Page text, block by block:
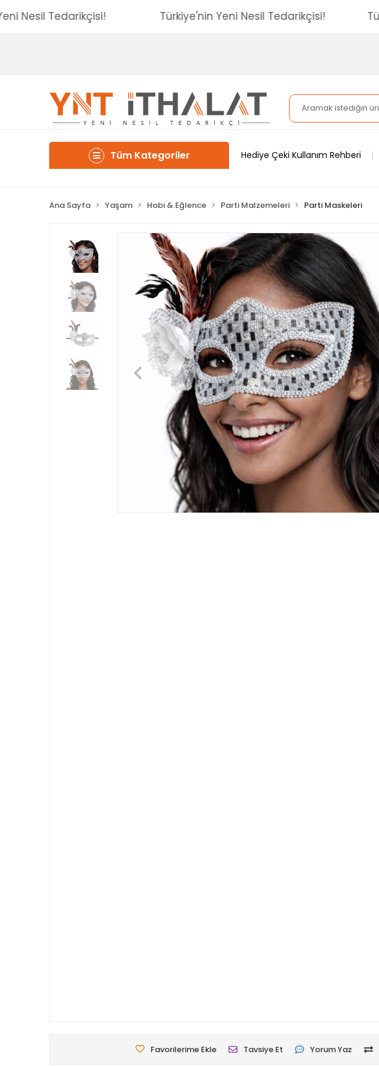
Yeni Nesil Tedarikçisi! Türkiye'nin Yeni Nesil Tedarikçisi!
Tüm Kategoriler Hediye Çeki Kullanım Rehberi
Ana Sayfa Yaşam Hobi & Eğlence Parti Malzemeleri Parti Maskeleri
Favorilerime Ekle Tavsiye Et Yorum Yaz